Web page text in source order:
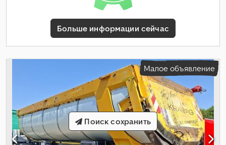
Больше информации сейчас
Малое объявление
Поиск сохранить